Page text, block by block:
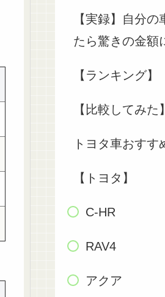
【実録】自分
たら驚きの金額
【ランキング】
【比較してみた】
トヨタ車おすす
【トヨタ】
C-HR
RAV4
アクア